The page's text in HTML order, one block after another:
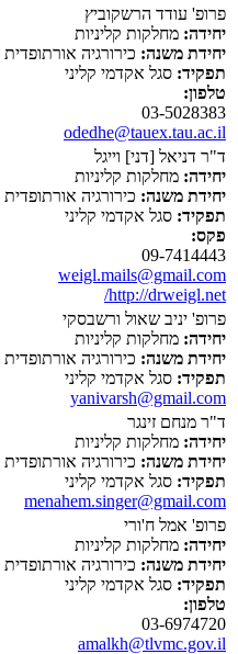
פרופ' עודד הרשקוביץ
יחידה: מחלקות קליניות
יחידת משנה: כירורגיה אורתופדית
תפקיד: סגל אקדמי קליני
טלפון:
03-5028383
odedhe@tauex.tau.ac.il
ד"ר דניאל [דני] וייגל
יחידה: מחלקות קליניות
יחידת משנה: כירורגיה אורתופדית
תפקיד: סגל אקדמי קליני
פקס:
09-7414443
weigl.mails@gmail.com
http://drweigl.net/
פרופ' יניב שאול ורשבסקי
יחידה: מחלקות קליניות
יחידת משנה: כירורגיה אורתופדית
תפקיד: סגל אקדמי קליני
yanivarsh@gmail.com
ד"ר מנחם זינגר
יחידה: מחלקות קליניות
יחידת משנה: כירורגיה אורתופדית
תפקיד: סגל אקדמי קליני
menahem.singer@gmail.com
פרופ' אמל ח'ורי
יחידה: מחלקות קליניות
יחידת משנה: כירורגיה אורתופדית
תפקיד: סגל אקדמי קליני
טלפון:
03-6974720
amalkh@tlvmc.gov.il